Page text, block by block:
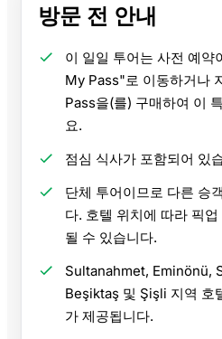
방문 전 안내
이 일일 투어는 사전 예
My Pass"로 이동하거나
Pass을(를) 구매하여 이
요.
점심 식사가 포함되어 있
단체 투어이므로 다른 승
다. 호텔 위치에 따라 픽
될 수 있습니다.
Sultanahmet, Eminönü,
Beşiktaş 및 Şişli 지역 호
가 제공됩니다.